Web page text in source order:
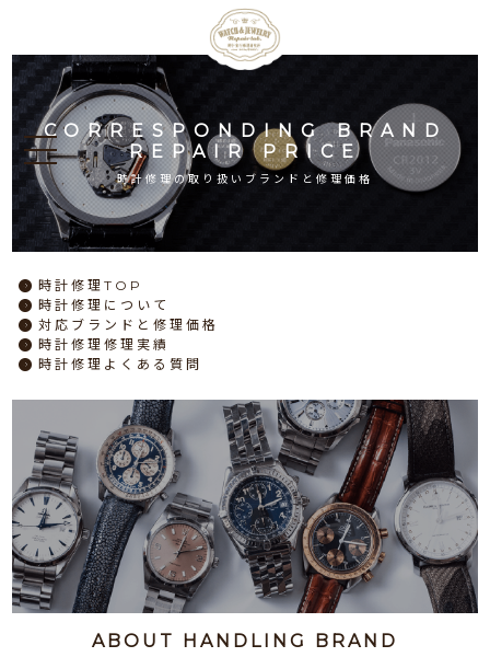
CORRESPONDING BRAND
REPAIR PRICE
時計修理の取り扱いブランドと修理価格
時計修理TOP
時計修理 について
対応ブランドと修理価格
時計修理修理実績
時計修理 よくある質問
ABOUT HANDLING BRAND